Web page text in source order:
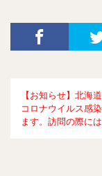
【お知らせ】北海
コロナウイルス感
ます。訪問の際に